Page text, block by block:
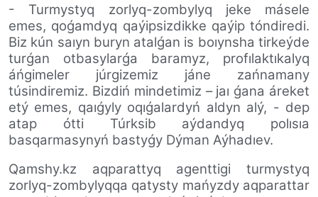
- Turmystyq zorlyq-zombylyq jeke másele
emes, qoǵamdyq qaýipsizdikke qaýip tóndiredi.
Biz kún saıyn buryn atalǵan is boıynsha tirkeýde
turǵan otbasylarǵa baramyz, profılaktıkalyq
áńgimeler júrgizemiz jáne zańnamany
túsindiremiz. Bizdiń mindetimiz – jaı ǵana áreket
etý emes, qaıǵyly oqıǵalardyń aldyn alý, - dep
atap ótti Túrksib aýdandyq polısıa
basqarmasynyń bastyǵy Dýman Aýhadıev.
Qamshy.kz aqparattyq agenttigi turmystyq
zorlyq-zombylyqqa qatysty mańyzdy aqparattar